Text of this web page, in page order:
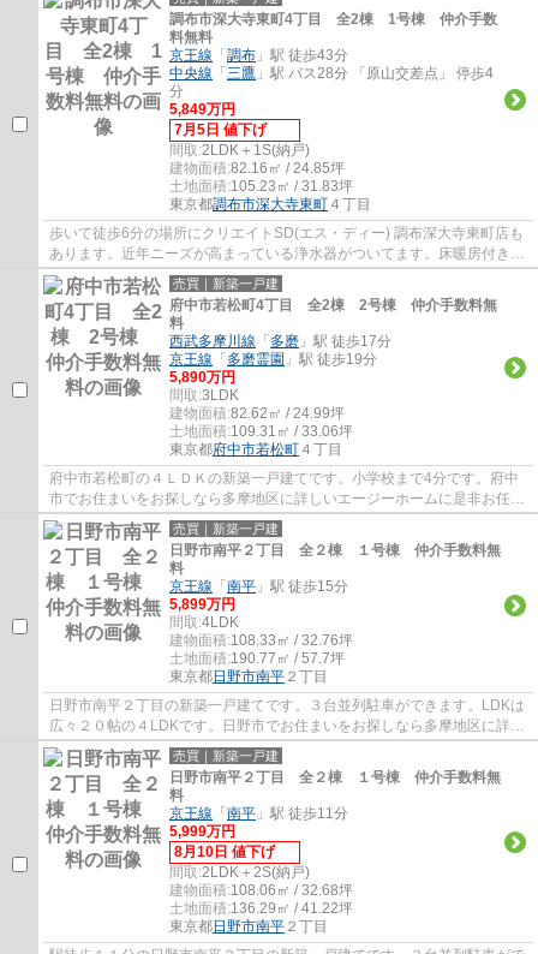
調布市深大寺東町4丁目 全2棟 1号棟 仲介手数
料無料
京王線 「 調布 」駅 徒歩43分
中央線 「 三鷹 」駅 バス28分 「原山交差点」 停歩4
分
5,849万円
7月5日 値下げ
間取:2LDK＋1S(納戸)
建物面積:82.16㎡ / 24.85坪
土地面積:105.23㎡ / 31.83坪
東京都調布市深大寺東町 ４丁目
歩いて徒歩6分の場所にクリエイトSD(エス・ディー) 調布深大寺東町店も
あります。近年ニーズが高まっている浄水器がついてます。床暖房付き物
件は、足元から温められるのでエアコンの...
売買｜新築一戸建
府中市若松町4丁目 全2棟 2号棟 仲介手数料無
料
西武多摩川線 「 多磨 」駅 徒歩17分
京王線 「 多磨霊園 」駅 徒歩19分
5,890万円
間取:3LDK
建物面積:82.62㎡ / 24.99坪
土地面積:109.31㎡ / 33.06坪
東京都府中市若松町 ４丁目
府中市若松町の４ＬＤＫの新築一戸建てです。小学校まで4分です。府中
市でお住まいをお探しなら多摩地区に詳しいエージーホームに是非お任せ
ください。まずはお気軽にご連絡ください。
売買｜新築一戸建
日野市南平２丁目 全２棟 １号棟 仲介手数料無
料
京王線 「 南平 」駅 徒歩15分
5,899万円
間取:4LDK
建物面積:108.33㎡ / 32.76坪
土地面積:190.77㎡ / 57.7坪
東京都日野市南平 ２丁目
日野市南平２丁目の新築一戸建てです。３台並列駐車ができます。LDKは
広々２０帖の４LDKです。日野市でお住まいをお探しなら多摩地区に詳し
いエージーホームに是非お任せください。ま...
売買｜新築一戸建
日野市南平２丁目 全２棟 １号棟 仲介手数料無
料
京王線 「 南平 」駅 徒歩11分
5,999万円
8月10日 値下げ
間取:2LDK＋2S(納戸)
建物面積:108.06㎡ / 32.68坪
土地面積:136.29㎡ / 41.22坪
東京都日野市南平 ２丁目